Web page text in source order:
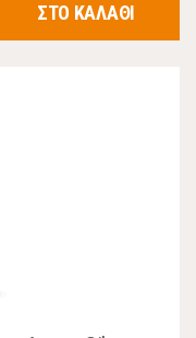
ΣΤΟ ΚΑΛΑΘΙ